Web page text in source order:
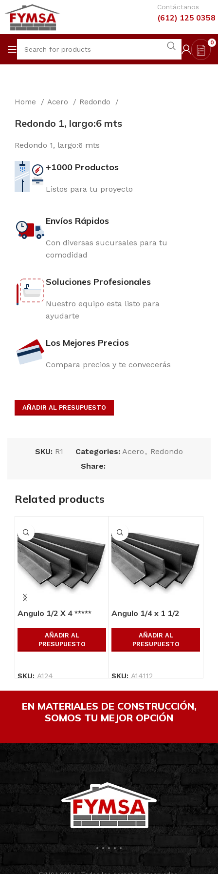
Contáctanos
(612) 125 0358
0
Home Acero Redondo
Redondo 1, largo:6 mts
Redondo 1, largo:6 mts
+1000 Productos
Listos para tu proyecto
Envíos Rápidos
Con diversas sucursales para tu
comodidad
Soluciones Profesionales
Nuestro equipo esta listo para
ayudarte
Los Mejores Precios
Compara precios y te convecerás
AÑADIR AL PRESUPUESTO
SKU: R1 Categories: Acero , Redondo
Share:
Related products
Angulo 1/2 X 4 *****
AÑADIR AL
PRESUPUESTO
SKU:A124
Angulo 1/4 x 1 1/2
AÑADIR AL
PRESUPUESTO
SKU:A14112
EN MATERIALES DE CONSTRUCCIÓN,
SOMOS TU MEJOR OPCIÓN